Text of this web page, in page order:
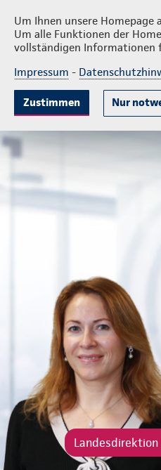
Um Ihnen unsere
Um alle Funktionen der
vollständigen Informationen
Impressum -
Zustimmen Nur
Liberski und
Landesdirektion